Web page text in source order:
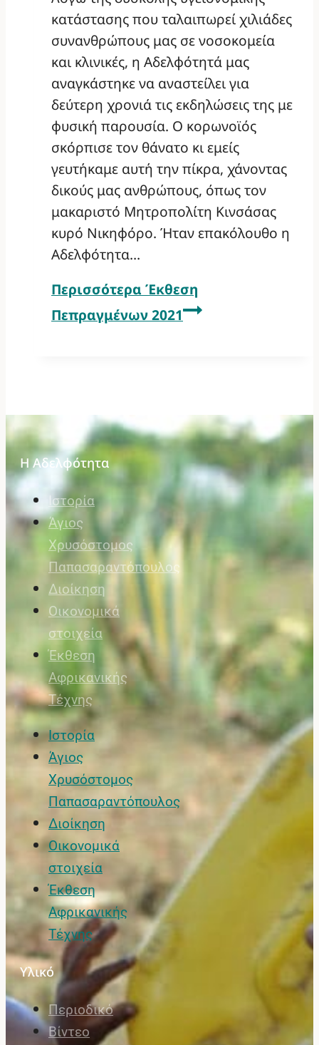
κατάστασης που ταλαιπωρεί χιλιάδες
συνανθρώπους μας σε νοσοκομεία
και κλινικές, η Αδελφότητά μας
αναγκάστηκε να αναστείλει για
δεύτερη χρονιά τις εκδηλώσεις της με
φυσική παρουσία. Ο κορωνοϊός
σκόρπισε τον θάνατο κι εμείς
γευτήκαμε αυτή την πίκρα, χάνοντας
δικούς μας ανθρώπους, όπως τον
μακαριστό Μητροπολίτη Κινσάσας
κυρό Νικηφόρο. Ήταν επακόλουθο η
Αδελφότητα…
Περισσότερα Έκθεση
Πεπραγμένων 2021
Η Αδελφότητα
Ιστορία
Άγιος
Χρυσόστομος
Παπασαραντόπουλος
Διοίκηση
Οικονομικά
στοιχεία
Έκθεση
Αφρικανικής
Τέχνης
Ιστορία
Άγιος
Χρυσόστομος
Παπασαραντόπουλος
Διοίκηση
Οικονομικά
στοιχεία
Έκθεση
Αφρικανικής
Τέχνης
Υλικό
Περιοδικό
Βίντεο